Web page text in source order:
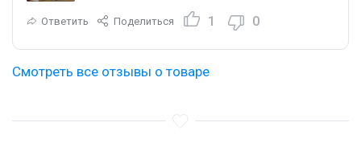
Ответить Поделиться 1 0
Смотреть все отзывы о товаре